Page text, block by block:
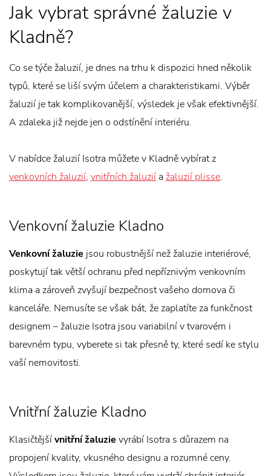
Jak vybrat správné žaluzie v
Kladně?
Co se týče žaluzií, je dnes na trhu k dispozici hned několik
typů, které se liší svým účelem a charakteristikami. Výběr
žaluzií je tak komplikovanější, výsledek je však efektivnější.
A zdaleka již nejde jen o odstínění interiéru.
V nabídce žaluzií Isotra můžete v Kladně vybírat z
venkovních žaluzií, vnitřních žaluzií a žaluzií plisse.
Venkovní žaluzie Kladno
Venkovní žaluzie jsou robustnější než žaluzie interiérové,
poskytují tak větší ochranu před nepříznivým venkovním
klima a zároveň zvyšují bezpečnost vašeho domova či
kanceláře. Nemusíte se však bát, že zaplatíte za funkčnost
designem – žaluzie Isotra jsou variabilní v tvarovém i
barevném typu, vyberete si tak přesně ty, které sedí ke stylu
vaší nemovitosti.
Vnitřní žaluzie Kladno
Klasičtějšívnitřní žaluzie vyrábí Isotra s důrazem na
propojení kvality, vkusného designu a rozumné ceny.